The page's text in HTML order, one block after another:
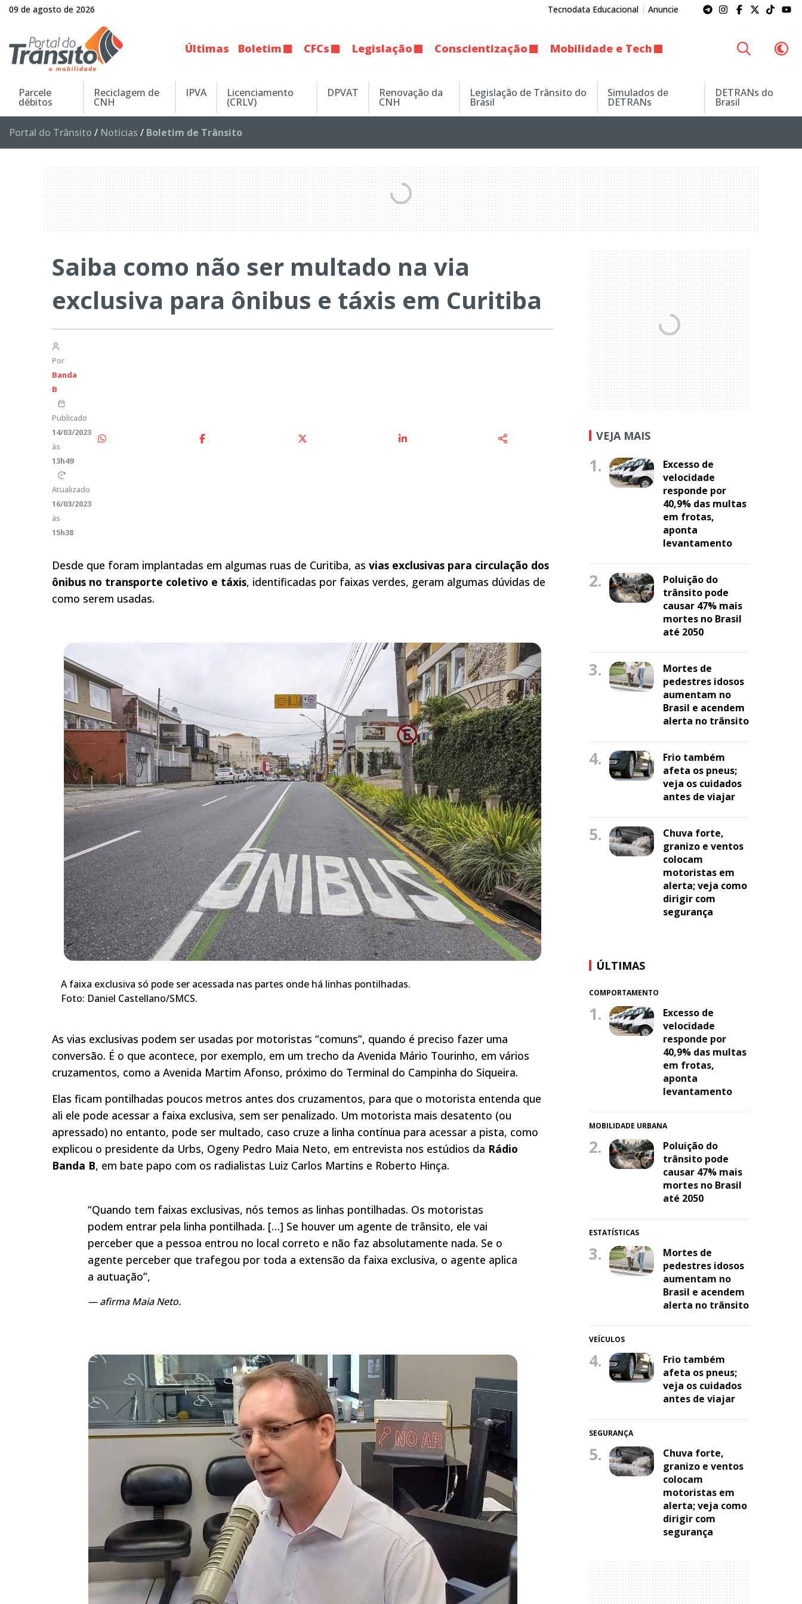
09 de agosto de 2026 Tecnodata Educacional Anuncie
Últimas Boletim CFCs Legislação Conscientização Mobilidade e Tech
Parcele
débitos
Reciclagem de
CNH
IPVA Licenciamento
(CRLV)
DPVAT Renovação da
CNH
Legislação de Trânsito do
Brasil
Simulados de
DETRANs
DETRANs do
Brasil
Portal do Trânsito / Notícias / Boletim de Trânsito
Saiba como não ser multado na via
exclusiva para ônibus e táxis em Curitiba
Por
Banda
B
Publicado
14/03/2023
às
13h49
Atualizado
16/03/2023
às
15h38
Desde que foram implantadas em algumas ruas de Curitiba, as vias exclusivas para circulação dos
ônibus no transporte coletivo e táxis, identificadas por faixas verdes, geram algumas dúvidas de
como serem usadas.
A faixa exclusiva só pode ser acessada nas partes onde há linhas pontilhadas.
Foto: Daniel Castellano/SMCS.
As vias exclusivas podem ser usadas por motoristas “comuns”, quando é preciso fazer uma
conversão. É o que acontece, por exemplo, em um trecho da Avenida Mário Tourinho, em vários
cruzamentos, como a Avenida Martim Afonso, próximo do Terminal do Campinha do Siqueira.
Elas ficam pontilhadas poucos metros antes dos cruzamentos, para que o motorista entenda que
ali ele pode acessar a faixa exclusiva, sem ser penalizado. Um motorista mais desatento (ou
apressado) no entanto, pode ser multado, caso cruze a linha contínua para acessar a pista, como
explicou o presidente da Urbs, Ogeny Pedro Maia Neto, em entrevista nos estúdios da Rádio
Banda B, em bate papo com os radialistas Luiz Carlos Martins e Roberto Hinça.
“Quando tem faixas exclusivas, nós temos as linhas pontilhadas. Os motoristas
podem entrar pela linha pontilhada. […] Se houver um agente de trânsito, ele vai
perceber que a pessoa entrou no local correto e não faz absolutamente nada. Se o
agente perceber que trafegou por toda a extensão da faixa exclusiva, o agente aplica
a autuação”,
afirma Maia Neto.
VEJA MAIS
1.
Excesso de
velocidade
responde por
40,9% das multas
em frotas,
aponta
levantamento
2.
Poluição do
trânsito pode
causar 47% mais
mortes no Brasil
até 2050
3.
Mortes de
pedestres idosos
aumentam no
Brasil e acendem
alerta no trânsito
4.
Frio também
afeta os pneus;
veja os cuidados
antes de viajar
5.
Chuva forte,
granizo e ventos
colocam
motoristas em
alerta; veja como
dirigir com
segurança
ÚLTIMAS
COMPORTAMENTO
1.
Excesso de
velocidade
responde por
40,9% das multas
em frotas,
aponta
levantamento
MOBILIDADE URBANA
2.
Poluição do
trânsito pode
causar 47% mais
mortes no Brasil
até 2050
ESTATÍSTICAS
3.
Mortes de
pedestres idosos
aumentam no
Brasil e acendem
alerta no trânsito
VEÍCULOS
4.
Frio também
afeta os pneus;
veja os cuidados
antes de viajar
SEGURANÇA
5.
Chuva forte,
granizo e ventos
colocam
motoristas em
alerta; veja como
dirigir com
segurança